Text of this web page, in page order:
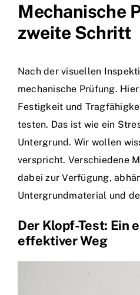
Mechanische
zweite Schritt
Nach der visuellen
mechanische Prüfung.
Festigkeit und
testen. Das ist wie ein
Untergrund. Wir wollen
verspricht. Verschiedene
dabei zur Verfügung,
Untergrundmaterial und
Der Klopf-Test: Ein
effektiver Weg